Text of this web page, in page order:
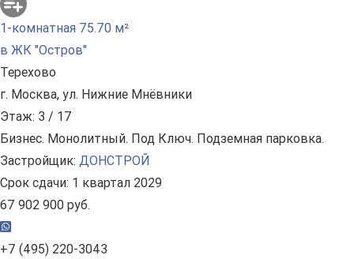
1-комнатная 75.70 м²
в ЖК "Остров"
Терехово
г. Москва, ул. Нижние Мнёвники
Этаж: 3 / 17
Бизнес. Монолитный. Под Ключ. Подземная парковка.
Застройщик: ДОНСТРОЙ
Срок сдачи: 1 квартал 2029
67 902 900 руб.
+7 (495) 220-3043